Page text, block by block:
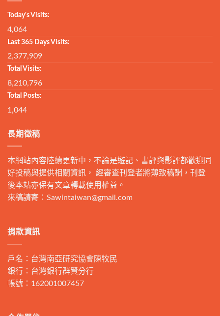
Today's Visits:
4,064
Last 365 Days Visits:
2,377,909
Total Visits:
8,210,796
Total Posts:
1,044
長期徵稿
本網站內容陸續更新中，不論是遊記、書評與影評都歡迎同
好投稿與提供相關資訊， 經審查刊登者將薄致稿酬，刊登
後本站亦保有文章轉載使用權益。
來稿請寄： Sawintaiwan@gmail.com
捐款資訊
戶名：台灣南亞研究協會陳牧民
銀行：台灣銀行群賢分行
帳號：162001007457